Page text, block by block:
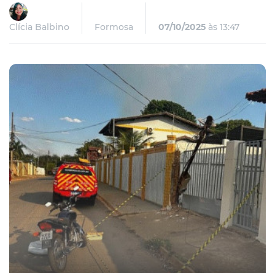
Clícia Balbino Formosa 07/10/2025 às 13:47